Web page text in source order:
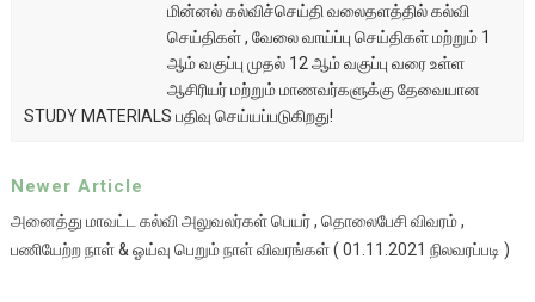
மின்னல் கல்விச்செய்தி வலைதளத்தில் கல்வி
செய்திகள் , வேலை வாய்ப்பு செய்திகள் மற்றும் 1
ஆம் வகுப்பு முதல் 12 ஆம் வகுப்பு வரை உள்ள
ஆசிரியர் மற்றும் மாணவர்களுக்கு தேவையான
STUDY MATERIALS பதிவு செய்யப்படுகிறது!
Newer Article
அனைத்து மாவட்ட கல்வி அலுவலர்கள் பெயர் , தொலைபேசி விவரம் ,
பணியேற்ற நாள் & ஓய்வு பெறும் நாள் விவரங்கள் ( 01.11.2021 நிலவரப்படி )